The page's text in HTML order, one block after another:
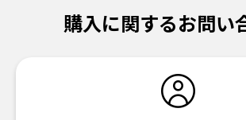
購入に関するお問い